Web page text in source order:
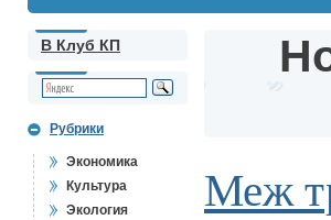
В Клуб КП
Рубрики
Экономика
Культура
Экология
Меж